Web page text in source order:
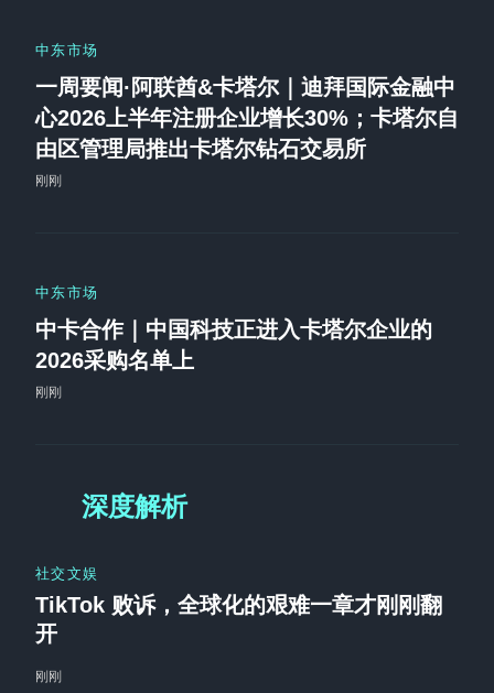
中东市场
一周要闻·阿联酋&卡塔尔｜迪拜国际金融中
心2026上半年注册企业增长30%；卡塔尔自
由区管理局推出卡塔尔钻石交易所
刚刚
中东市场
中卡合作｜中国科技正进入卡塔尔企业的
2026采购名单上
刚刚
深度解析
社交文娱
TikTok 败诉，全球化的艰难一章才刚刚翻
开
刚刚